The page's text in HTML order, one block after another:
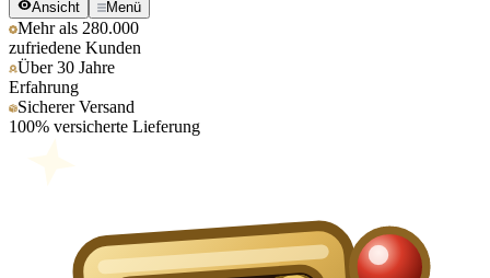
Ansicht Menü
Mehr als 280.000
zufriedene Kunden
Über 30 Jahre
Erfahrung
Sicherer Versand
100% versicherte Lieferung